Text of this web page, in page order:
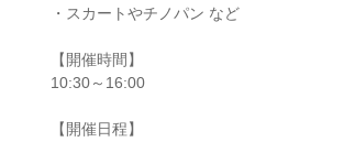
・スカートやチノパン など
【開催時間】
10:30～16:00
【開催日程】